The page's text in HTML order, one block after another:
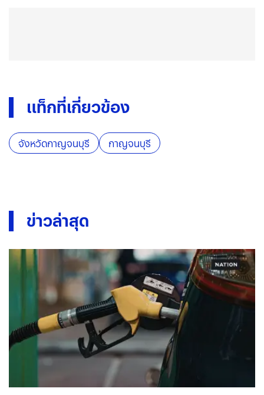
แท็กที่เกี่ยวข้อง
จังหวัดกาญจนบุรี กาญจนบุรี
ข่าวล่าสุด